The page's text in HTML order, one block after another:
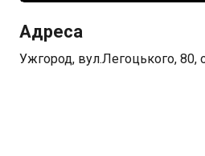
Адреса
Ужгород, вул.Легоцького, 80,